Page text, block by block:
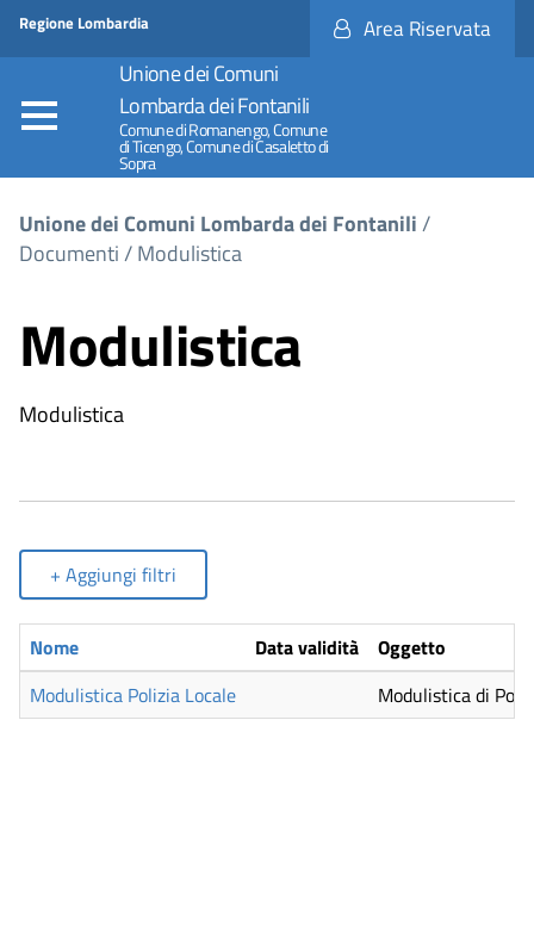
Regione
Nome
Regione Lombardia Accesso
servizi
SPID
Area Riservata
Unione dei Comuni
Lombarda dei Fontanili
Comune di Romanengo, Comune
di Ticengo, Comune di Casaletto di
Sopra
Tu sei qui
Unione dei Comuni Lombarda dei Fontanili/
Documenti/Modulistica
Modulistica
Modulistica
+ Aggiungi filtri
Nome Data validità
Oggetto
Modulistica Polizia Locale
Modulistica di